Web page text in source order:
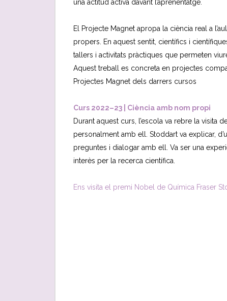
una actitud activa davant l’aprenentatge.
El Projecte Magnet apropa la ciència real a
propers. En aquest sentit, científics i
tallers i activitats pràctiques que permeten
Aquest treball es concreta en projectes
Projectes Magnet dels darrers cursos
Curs 2022–23 | Ciència amb nom propi
Durant aquest curs, l’escola va rebre la visita
personalment amb ell. Stoddart va explicar,
preguntes i dialogar amb ell. Va ser una
interès per la recerca científica.
Ens visita el premi Nobel de Química Fraser